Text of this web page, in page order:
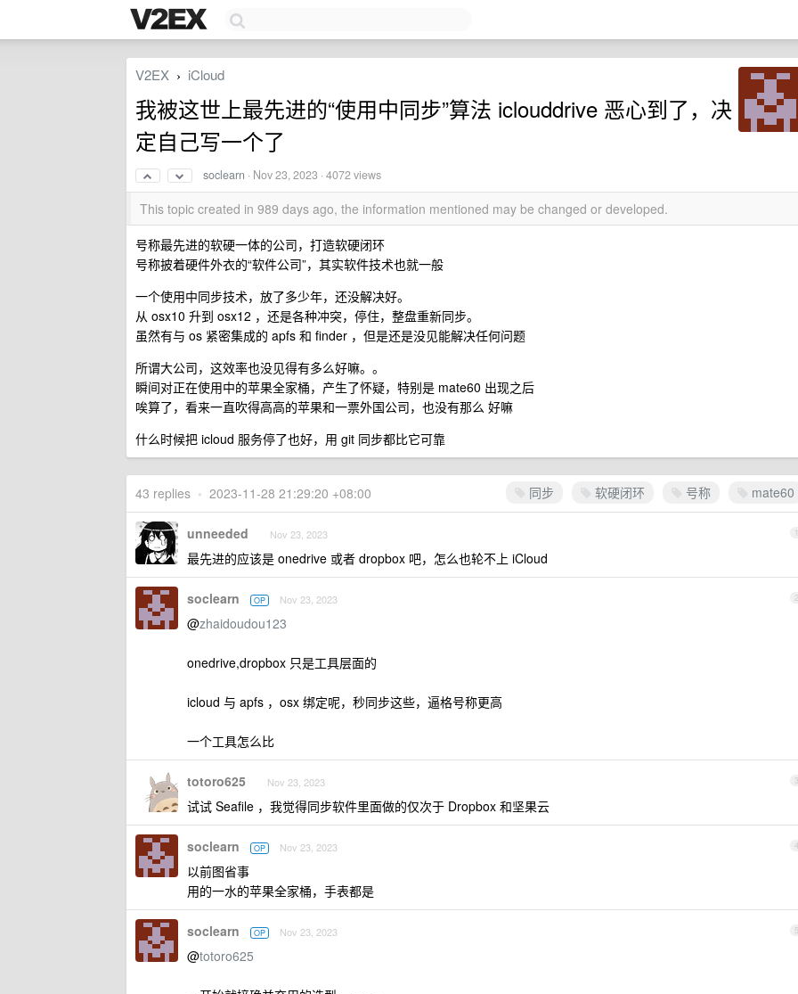
V2EX › iCloud
我被这世上最先进的“使用中同步”算法 iclouddrive 恶心到了，决
定自己写一个了
soclearn · Nov 23, 2023 · 4072 views
This topic created in 989 days ago, the information mentioned may be changed or developed.
号称最先进的软硬一体的公司，打造软硬闭环
号称披着硬件外衣的“软件公司”，其实软件技术也就一般
一个使用中同步技术，放了多少年，还没解决好。
从 osx10 升到 osx12 ，还是各种冲突，停住，整盘重新同步。
虽然有与 os 紧密集成的 apfs 和 finder ，但是还是没见能解决任何问题
所谓大公司，这效率也没见得有多么好嘛。。
瞬间对正在使用中的苹果全家桶，产生了怀疑，特别是 mate60 出现之后
唉算了，看来一直吹得高高的苹果和一票外国公司，也没有那么 好嘛
什么时候把 icloud 服务停了也好，用 git 同步都比它可靠
同步 软硬闭环 号称 mate60
43 replies • 2023-11-28 21:29:20 +08:00
1
unneeded Nov 23, 2023
最先进的应该是 onedrive 或者 dropbox 吧，怎么也轮不上 iCloud
2
soclearn OP Nov 23, 2023
@zhaidoudou123
onedrive,dropbox 只是工具层面的
icloud 与 apfs ，osx 绑定呢，秒同步这些，逼格号称更高
一个工具怎么比
3
totoro625 Nov 23, 2023
试试 Seafile ，我觉得同步软件里面做的仅次于 Dropbox 和坚果云
4
soclearn OP Nov 23, 2023
以前图省事
用的一水的苹果全家桶，手表都是
5
soclearn OP Nov 23, 2023
@totoro625